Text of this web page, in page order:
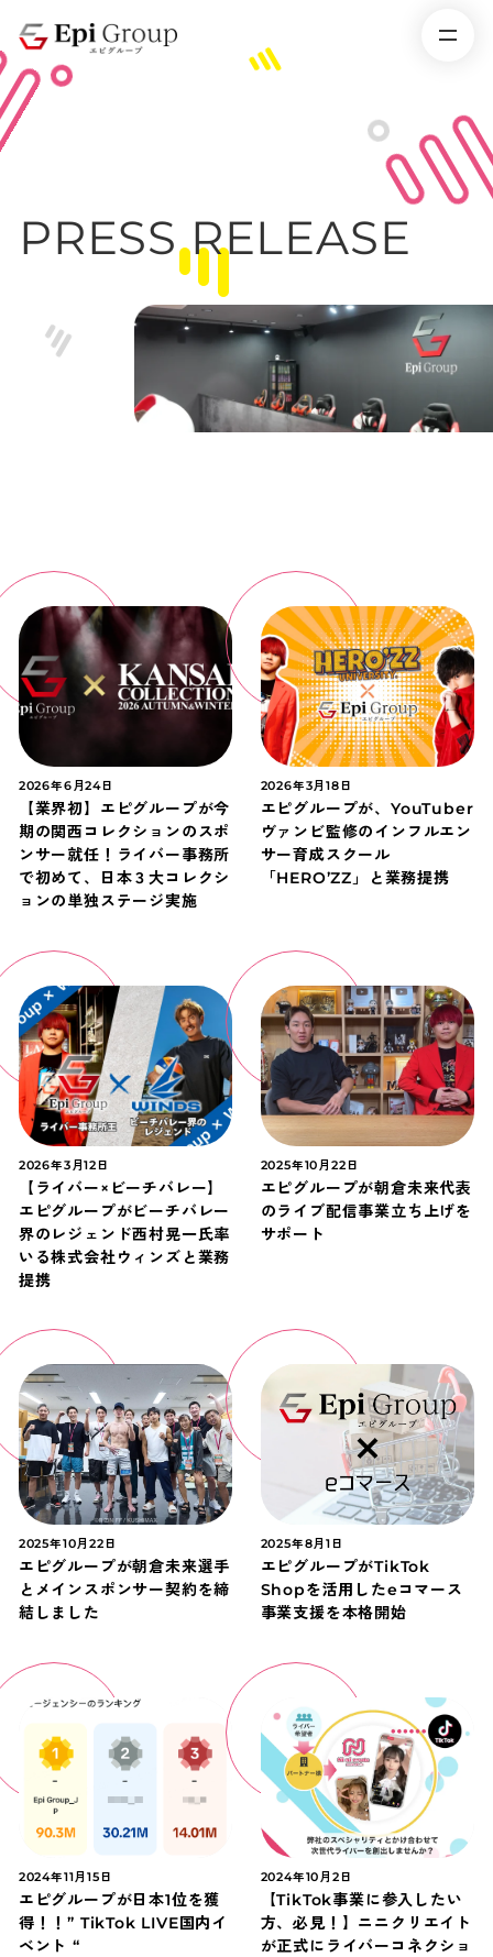
PRESS RELEASE
【業界初】エピグループが今
期の関西コレクションのスポ
ンサー就任！ライバー事務所
で初めて、日本３大コレクシ
ョンの単独ステージ実施
2026年6月24日
エピグループが、YouTuber
ヴァンビ監修のインフルエン
サー育成スクール
「HERO’ZZ」と業務提携
2026年3月18日
【ライバー×ビーチバレー】
エピグループがビーチバレー
界のレジェンド西村晃一氏率
いる株式会社ウィンズと業務
提携
2026年3月12日
エピグループが朝倉未来代表
のライブ配信事業立ち上げを
サポート
2025年10月22日
エピグループが朝倉未来選手
とメインスポンサー契約を締
結しました
2025年10月22日
エピグループがTikTok
Shopを活用したeコマース
事業支援を本格開始
2025年8月1日
エピグループが日本1位を獲
得！！” TikTok LIVE国内イ
ベント “
2024年11月15日
【TikTok事業に参入したい
方、必見！】ニニクリエイト
が正式にライバーコネクショ
2024年10月2日